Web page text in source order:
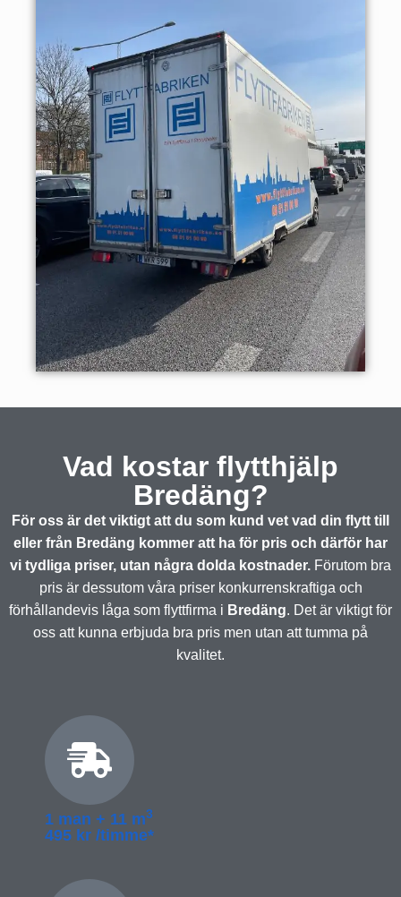
Vad kostar flytthjälp
Bredäng?
För oss är det viktigt att du som kund vet vad din flytt till
eller från Bredäng kommer att ha för pris och därför har
vi tydliga priser, utan några dolda kostnader. Förutom bra
pris är dessutom våra priser konkurrenskraftiga och
förhållandevis låga som flyttfirma i Bredäng. Det är viktigt för
oss att kunna erbjuda bra pris men utan att tumma på
kvalitet.
1 man + 11 m3
495 kr /timme*